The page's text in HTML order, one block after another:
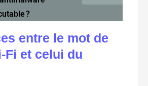
?
entre le mot de
Fi et celui du